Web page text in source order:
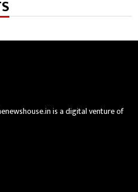
is a digital venture of